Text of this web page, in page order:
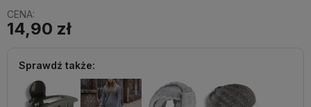
CENA:
14,90 zł
Sprawdź także: